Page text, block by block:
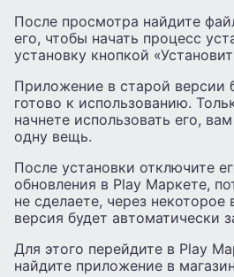
После просмотра найдите
его, чтобы начать процесс
установку кнопкой
Приложение в старой версии
готово к использованию.
начнете использовать его,
одну вещь.
После установки отключите
обновления в Play Маркете,
не сделаете, через некоторое
версия будет автоматически
Для этого перейдите в Play
найдите приложение в